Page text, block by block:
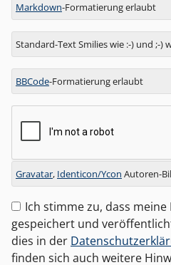
Markdown-Formatierung erlaubt
Standard-Text Smilies wie :-) und ;-
BBCode-Formatierung erlaubt
Gravatar, Identicon/Ycon Autoren-
Ich stimme zu, dass
gespeichert und
dies in der
finden sich auch weitere